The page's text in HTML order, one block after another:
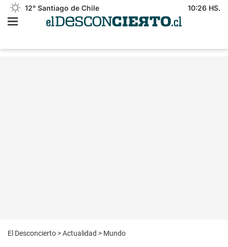
12° Santiago de Chile 10:26 HS.
El Desconcierto >Actualidad > Mundo